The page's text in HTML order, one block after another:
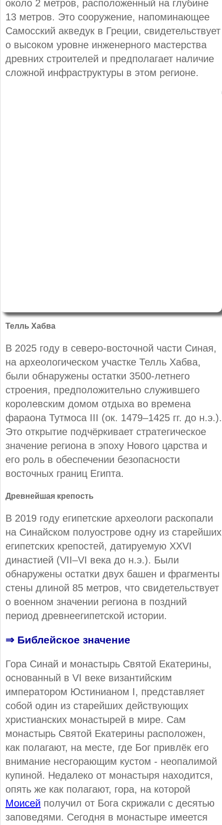
около 2 метров, расположенный на глубине
13 метров. Это сооружение, напоминающее
Самосский акведук в Греции, свидетельствует
о высоком уровне инженерного мастерства
древних строителей и предполагает наличие
сложной инфраструктуры в этом регионе.
Телль Хабва
В 2025 году в северо-восточной части Синая,
на археологическом участке Телль Хабва,
были обнаружены остатки 3500-летнего
строения, предположительно служившего
королевским домом отдыха во времена
фараона Тутмоса III (ок. 1479–1425 гг. до н.э.).
Это открытие подчёркивает стратегическое
значение региона в эпоху Нового царства и
его роль в обеспечении безопасности
восточных границ Египта.
Древнейшая крепость
В 2019 году египетские археологи раскопали
на Синайском полуострове одну из старейших
египетских крепостей, датируемую XXVI
династией (VII–VI века до н.э.). Были
обнаружены остатки двух башен и фрагменты
стены длиной 85 метров, что свидетельствует
о военном значении региона в поздний
период древнеегипетской истории.
⇒ Библейское значение
Гора Синай и монастырь Святой Екатерины,
основанный в VI веке византийским
императором Юстинианом I, представляет
собой один из старейших действующих
христианских монастырей в мире. Сам
монастырь Святой Екатерины расположен,
как полагают, на месте, где Бог привлёк его
внимание несгорающим кустом - неопалимой
купиной. Недалеко от монастыря находится,
опять же как полагают, гора, на которой
Моисей получил от Бога скрижали с десятью
заповедями. Сегодня в монастыре имеется